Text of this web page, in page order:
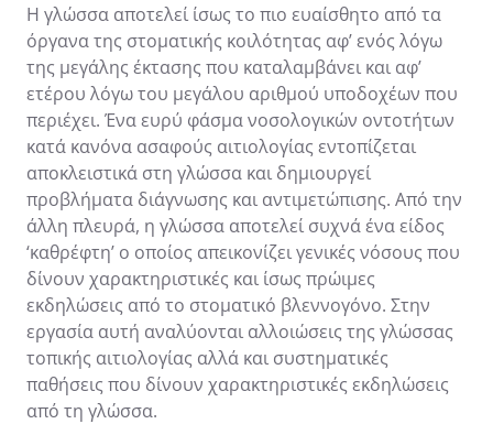
Η γλώσσα αποτελεί ίσως το πιο ευαίσθητο από τα
όργανα της στοματικής κοιλότητας αφ’ ενός λόγω
της μεγάλης έκτασης που καταλαμβάνει και αφ’
ετέρου λόγω του μεγάλου αριθμού υποδοχέων που
περιέχει. Ένα ευρύ φάσμα νοσολογικών οντοτήτων
κατά κανόνα ασαφούς αιτιολογίας εντοπίζεται
αποκλειστικά στη γλώσσα και δημιουργεί
προβλήματα διάγνωσης και αντιμετώπισης. Από την
άλλη πλευρά, η γλώσσα αποτελεί συχνά ένα είδος
‘καθρέφτη’ ο οποίος απεικονίζει γενικές νόσους που
δίνουν χαρακτηριστικές και ίσως πρώιμες
εκδηλώσεις από το στοματικό βλεννογόνο. Στην
εργασία αυτή αναλύονται αλλοιώσεις της γλώσσας
τοπικής αιτιολογίας αλλά και συστηματικές
παθήσεις που δίνουν χαρακτηριστικές εκδηλώσεις
από τη γλώσσα.